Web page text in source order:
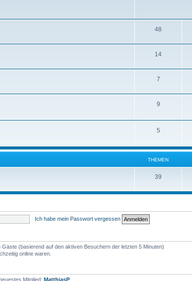
48
14
7
9
5
THEMEN
39
Ich habe mein Passwort vergessen
(basierend auf den aktiven Besuchern der letzten 5 Minuten)
online waren.
Mitglied: MatthiasP